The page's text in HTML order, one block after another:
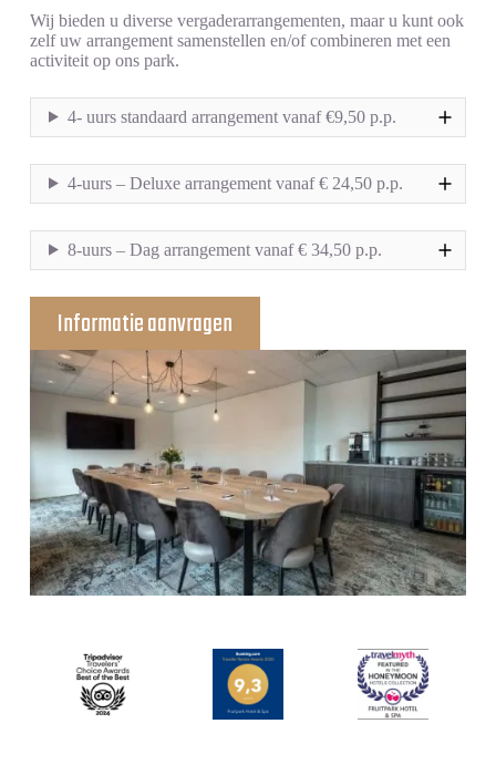
Wij bieden u diverse vergaderarrangementen, maar u kunt ook
zelf uw arrangement samenstellen en/of combineren met een
activiteit op ons park.
4- uurs standaard arrangement vanaf €9,50 p.p.
4-uurs – Deluxe arrangement vanaf € 24,50 p.p.
8-uurs – Dag arrangement vanaf € 34,50 p.p.
Informatie aanvragen